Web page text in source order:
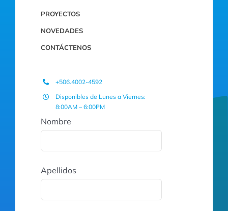
PROYECTOS
NOVEDADES
CONTÁCTENOS
+506.4002-4592
Disponibles de Lunes a Viernes:
8:00AM – 6:00PM
Nombre
Apellidos